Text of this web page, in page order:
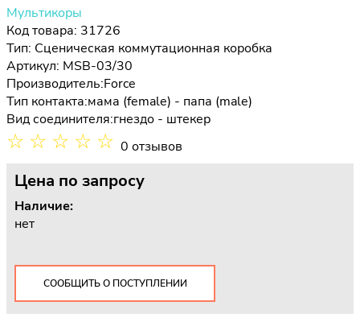
Мультикоры
Код товара: 31726
Тип: Сценическая коммутационная коробка
Артикул: MSB-03/30
Производитель:Force
Тип контакта:мама (female) - папа (male)
Вид соединителя:гнездо - штекер
☆ ☆ ☆ ☆ ☆ 0 отзывов
Цена по запросу
Наличие:
нет
СООБЩИТЬ О ПОСТУПЛЕНИИ